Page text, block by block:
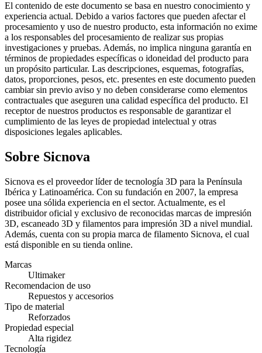
El contenido de este documento se basa en nuestro conocimiento y
experiencia actual. Debido a varios factores que pueden afectar el
procesamiento y uso de nuestro producto, esta información no exime
a los responsables del procesamiento de realizar sus propias
investigaciones y pruebas. Además, no implica ninguna garantía en
términos de propiedades específicas o idoneidad del producto para
un propósito particular. Las descripciones, esquemas, fotografías,
datos, proporciones, pesos, etc. presentes en este documento pueden
cambiar sin previo aviso y no deben considerarse como elementos
contractuales que aseguren una calidad específica del producto. El
receptor de nuestros productos es responsable de garantizar el
cumplimiento de las leyes de propiedad intelectual y otras
disposiciones legales aplicables.
Sobre Sicnova
Sicnova es el proveedor líder de tecnología 3D para la Península
Ibérica y Latinoamérica. Con su fundación en 2007, la empresa
posee una sólida experiencia en el sector. Actualmente, es el
distribuidor oficial y exclusivo de reconocidas marcas de impresión
3D, escaneado 3D y filamentos para impresión 3D a nivel mundial.
Además, cuenta con su propia marca de filamento Sicnova, el cual
está disponible en su tienda online.
Marcas
Ultimaker
Recomendacion de uso
Repuestos y accesorios
Tipo de material
Reforzados
Propiedad especial
Alta rigidez
Tecnología